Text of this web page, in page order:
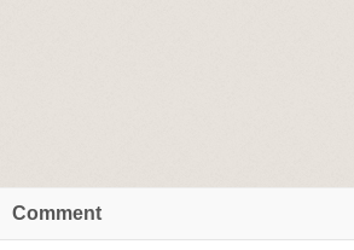
Comment